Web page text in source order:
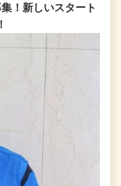
！新しいスタート